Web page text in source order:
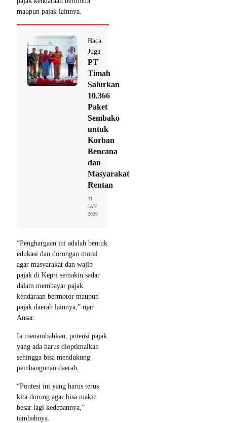
maupun pajak lainnya.
Baca
Juga
PT
Timah
Salurkan
10.366
Paket
Sembako
untuk
Korban
Bencana
dan
Masyarakat
Rentan
21
JAN
2026
“Penghargaan ini adalah bentuk
edukasi dan dorongan moral
agar masyarakat dan wajib
pajak di Kepri semakin sadar
dalam membayar pajak
kendaraan bermotor maupun
pajak daerah lainnya,” ujar
Ansar.
Ia menambahkan, potensi pajak
yang ada harus dioptimalkan
sehingga bisa mendukung
pembangunan daerah.
“Pontesi ini yang harus terus
kita dorong agar bisa makin
besar lagi kedepannya,”
tambahnya.